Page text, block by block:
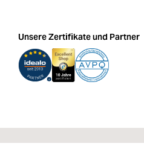
Unsere Zertifikate und Partner